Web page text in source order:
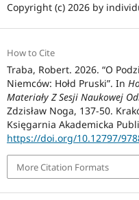
Copyright (c) 2026 by
How to Cite
Traba, Robert. 2026. “O
Niemców: Hołd Pruski”. In
Materiały Z Sesji Naukowej
Zdzisław Noga, 137-50.
Księgarnia Akademicka
https://doi.org/10.12797/
More Citation Formats